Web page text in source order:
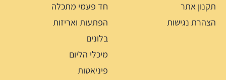
תקנון אתר
הצהרת נגישות
חד פעמי מתכלה
הפתעות ואריזות
בלונים
מיכלי הליום
פיניאטות